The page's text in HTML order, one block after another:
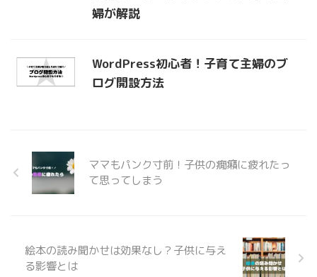
婦が解説
WordPress初心者！子育て主婦のブ
ログ開設方法
ママもパンク寸前！子供の癇癪に疲れたっ
て思ってしまう
絵本の読み聞かせは効果なし？子供に与え
る影響とは